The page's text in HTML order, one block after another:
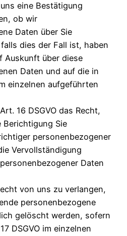
eine Bestätigung
ob wir
Daten über Sie
dies der Fall ist, haben
Auskunft über diese
Daten und auf die in
einzelnen aufgeführten
16 DSGVO das Recht,
Berichtigung Sie
personenbezogener
Vervollständigung
Daten
von uns zu verlangen,
personenbezogene
gelöscht werden, sofern
DSGVO im einzelnen